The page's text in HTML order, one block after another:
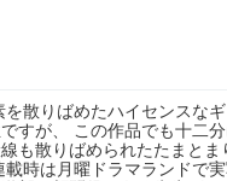
を散りばめたハイセンスな
すが、 この作品でも十二
も散りばめられたたまと
時は月曜ドラマランドで